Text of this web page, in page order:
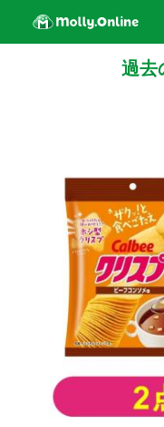
過去